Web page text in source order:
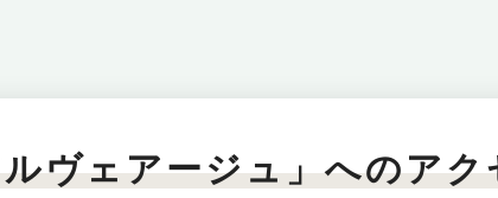
ヴェアージュ」へのアク